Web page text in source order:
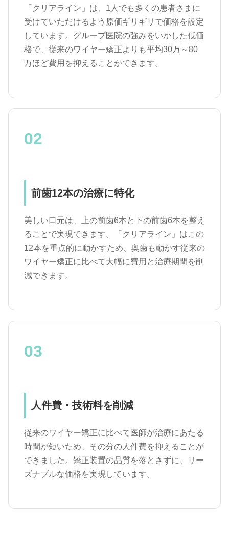
「クリアライン」は、1人でも多くの患者さまに
受けていただけるよう原価ギリギリで価格を設定
しています。グループ医院の強みをいかした低価
格で、従来のワイヤー矯正よりも平均30万～80
万ほど費用を抑えることができます。
02
前歯12本の治療に特化
美しい口元は、上の前歯6本と下の前歯6本を整え
ることで実現できます。「クリアライン」はこの
12本を重点的に動かすため、奥歯も動かす従来の
ワイヤー矯正に比べて大幅に費用と治療期間を削
減できます。
03
人件費・技術料を削減
従来のワイヤー矯正に比べて医師が治療にあたる
時間が短いため、その分の人件費を抑えることが
できました。矯正装置の品質を落とさずに、リー
ズナブルな価格を実現しています。